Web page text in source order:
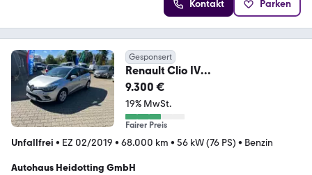
Kontakt Parken
Gesponsert
Renault Clio IV
Life,1HAND,NAVI,PDC,ALLWETTER
9.300 €
19% MwSt.
Fairer Preis
Unfallfrei • EZ 02/2019 • 68.000 km • 56 kW (76 PS) • Benzin
Autohaus Heidotting GmbH